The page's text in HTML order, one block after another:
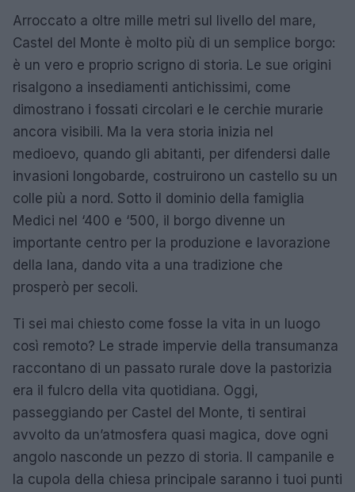
Arroccato a oltre mille metri sul livello del mare,
Castel del Monte è molto più di un semplice borgo:
è un vero e proprio scrigno di storia. Le sue origini
risalgono a insediamenti antichissimi, come
dimostrano i fossati circolari e le cerchie murarie
ancora visibili. Ma la vera storia inizia nel
medioevo, quando gli abitanti, per difendersi dalle
invasioni longobarde, costruirono un castello su un
colle più a nord. Sotto il dominio della famiglia
Medici nel ‘400 e ‘500, il borgo divenne un
importante centro per la produzione e lavorazione
della lana, dando vita a una tradizione che
prosperò per secoli.
Ti sei mai chiesto come fosse la vita in un luogo
così remoto? Le strade impervie della transumanza
raccontano di un passato rurale dove la pastorizia
era il fulcro della vita quotidiana. Oggi,
passeggiando per Castel del Monte, ti sentirai
avvolto da un’atmosfera quasi magica, dove ogni
angolo nasconde un pezzo di storia. Il campanile e
la cupola della chiesa principale saranno i tuoi punti